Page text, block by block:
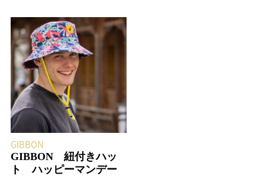
GIBBON
GIBBON 紐付きハッ
ト ハッピーマンデー